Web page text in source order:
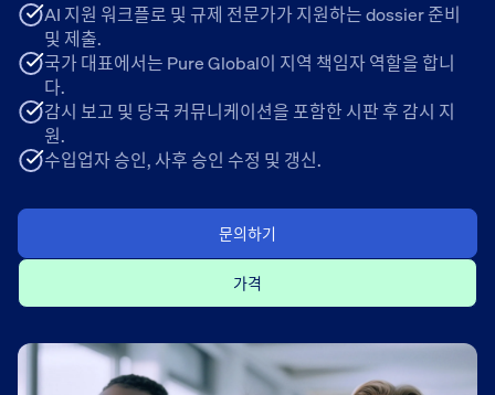
AI 지원 워크플로 및 규제 전문가가 지원하는 dossier 준비
및 제출.
국가 대표에서는 Pure Global이 지역 책임자 역할을 합니
다.
감시 보고 및 당국 커뮤니케이션을 포함한 시판 후 감시 지
원.
수입업자 승인, 사후 승인 수정 및 갱신.
문의하기
가격